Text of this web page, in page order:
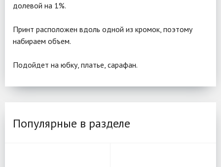
долевой на 1%.
Принт расположен вдоль одной из кромок, поэтому
набираем объем.
Подойдет на юбку, платье, сарафан.
Популярные в разделе